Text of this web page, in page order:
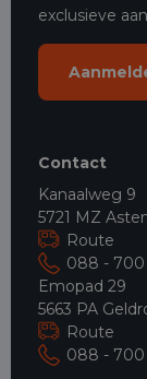
exclusieve
Contact
Kanaalweg 9
5721 MZ
Route
088 - 700
Emopad 29
5663 PA
Route
088 - 700